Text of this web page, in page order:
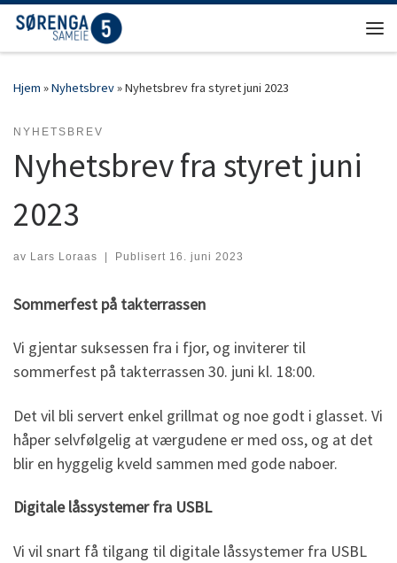
Skip to content
Hjem »Nyhetsbrev»Nyhetsbrev fra styret juni 2023
NYHETSBREV
Nyhetsbrev fra styret juni
2023
av Lars Loraas | Publisert 16. juni 2023
Sommerfest på takterrassen
Vi gjentar suksessen fra i fjor, og inviterer til
sommerfest på takterrassen 30. juni kl. 18:00.
Det vil bli servert enkel grillmat og noe godt i glasset. Vi
håper selvfølgelig at værgudene er med oss, og at det
blir en hyggelig kveld sammen med gode naboer.
Digitale låssystemer fra USBL
Vi vil snart få tilgang til digitale låssystemer fra USBL